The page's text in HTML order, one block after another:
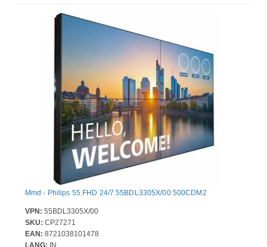
Mmd - Philips 55 FHD 24/7 55BDL3305X/00 500CDM2
VPN: 55BDL3305X/00
SKU: CP27271
EAN: 8721038101478
LANG: IN